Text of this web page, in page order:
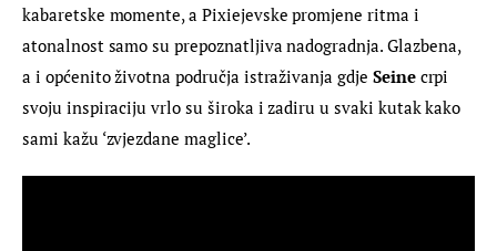
kabaretske momente, a Pixiejevske promjene ritma i
atonalnost samo su prepoznatljiva nadogradnja. Glazbena,
a i općenito životna područja istraživanja gdje Seine crpi
svoju inspiraciju vrlo su široka i zadiru u svaki kutak kako
sami kažu ‘zvjezdane maglice’.